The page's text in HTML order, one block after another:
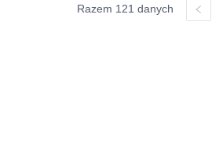
Razem 121 danych